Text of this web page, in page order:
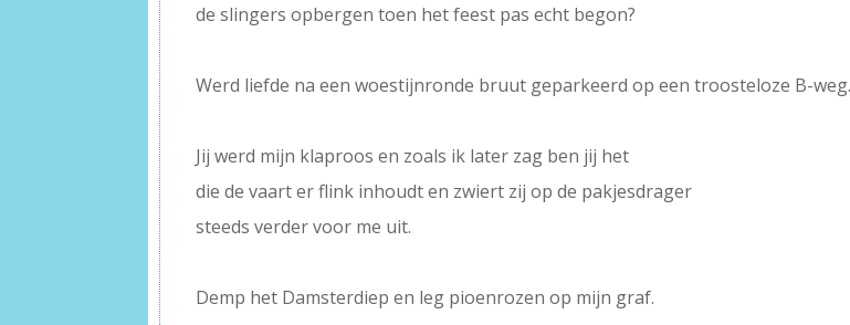
de slingers opbergen toen het feest pas echt begon?
Werd liefde na een woestijnronde bruut geparkeerd op een troosteloze B-weg.
Jij werd mijn klaproos en zoals ik later zag ben jij het
die de vaart er flink inhoudt en zwiert zij op de pakjesdrager
steeds verder voor me uit.
Demp het Damsterdiep en leg pioenrozen op mijn graf.